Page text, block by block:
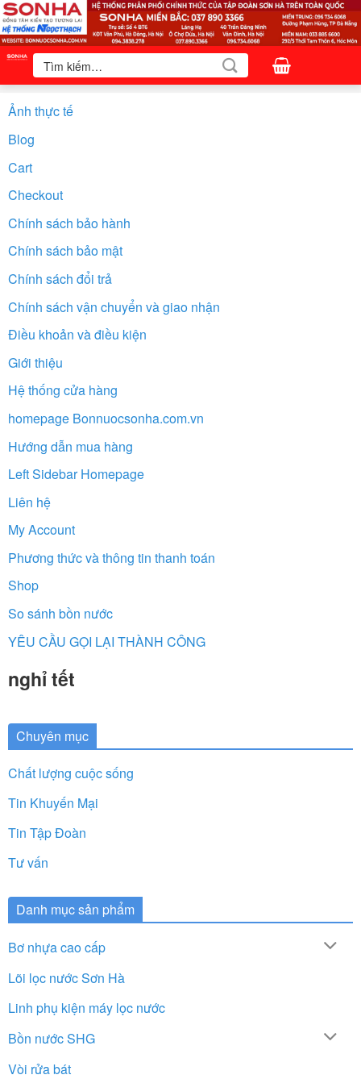
Bỏ
qua
nội
Tìm
kiếm:
Ảnh thực tế
Blog
Cart
Checkout
Chính sách bảo hành
Chính sách bảo mật
Chính sách đổi trả
Chính sách vận chuyển và giao nhận
Điều khoản và điều kiện
Giới thiệu
Hệ thống cửa hàng
homepage Bonnuocsonha.com.vn
Hướng dẫn mua hàng
Left Sidebar Homepage
Liên hệ
My Account
Phương thức và thông tin thanh toán
Shop
So sánh bồn nước
YÊU CẦU GỌI LẠI THÀNH CÔNG
nghỉ tết
Chuyên mục
Chất lượng cuộc sống
Tin Khuyến Mại
Tin Tập Đoàn
Tư vấn
Danh mục sản phẩm
Bơ nhựa cao cấp
Lõi lọc nước Sơn Hà
Linh phụ kiện máy lọc nước
Bồn nước SHG
Vòi rửa bát